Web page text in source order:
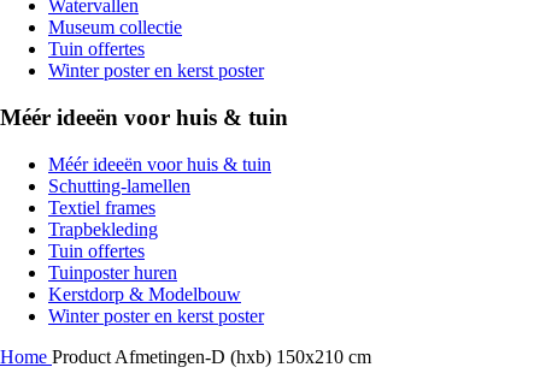
Watervallen
Museum collectie
Tuin offertes
Winter poster en kerst poster
Méér ideeën voor huis & tuin
Méér ideeën voor huis & tuin
Schutting-lamellen
Textiel frames
Trapbekleding
Tuin offertes
Tuinposter huren
Kerstdorp & Modelbouw
Winter poster en kerst poster
Home Product Afmetingen-D (hxb) 150x210 cm